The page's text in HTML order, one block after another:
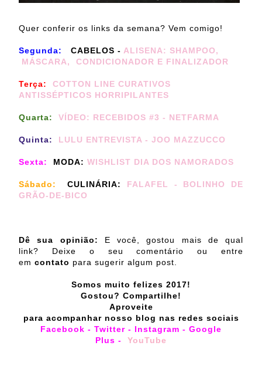
Quer conferir os links da semana? Vem comigo!
Segunda: CABELOS - ALISENA: SHAMPOO,
MÁSCARA, CONDICIONADOR E FINALIZADOR
Terça:
COTTON LINE CURATIVOS
ANTISSÉPTICOS HORRIPILANTES
Quarta: VÍDEO: RECEBIDOS #3 - NETFARMA
Quinta: LULU ENTREVISTA - JOO MAZZUCCO
Sexta: MODA: WISHLIST DIA DOS NAMORADOS
Sábado: CULINÁRIA: FALAFEL - BOLINHO DE
GRÃO-DE-BICO
Dê sua opinião: E você, gostou mais de qual
link? Deixe o seu comentário ou entre
em contato para sugerir algum post.
Somos muito felizes 2017!
Gostou? Compartilhe!
Aproveite
para acompanhar nosso blog nas redes sociais
Facebook - Twitter - Instagram - Google
Plus - YouTube